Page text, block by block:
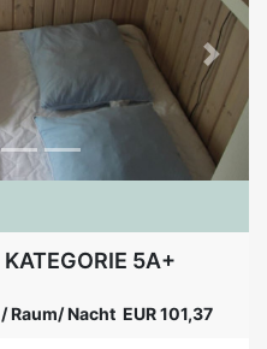
Next
5A+
Raum/ Nacht EUR 101,37